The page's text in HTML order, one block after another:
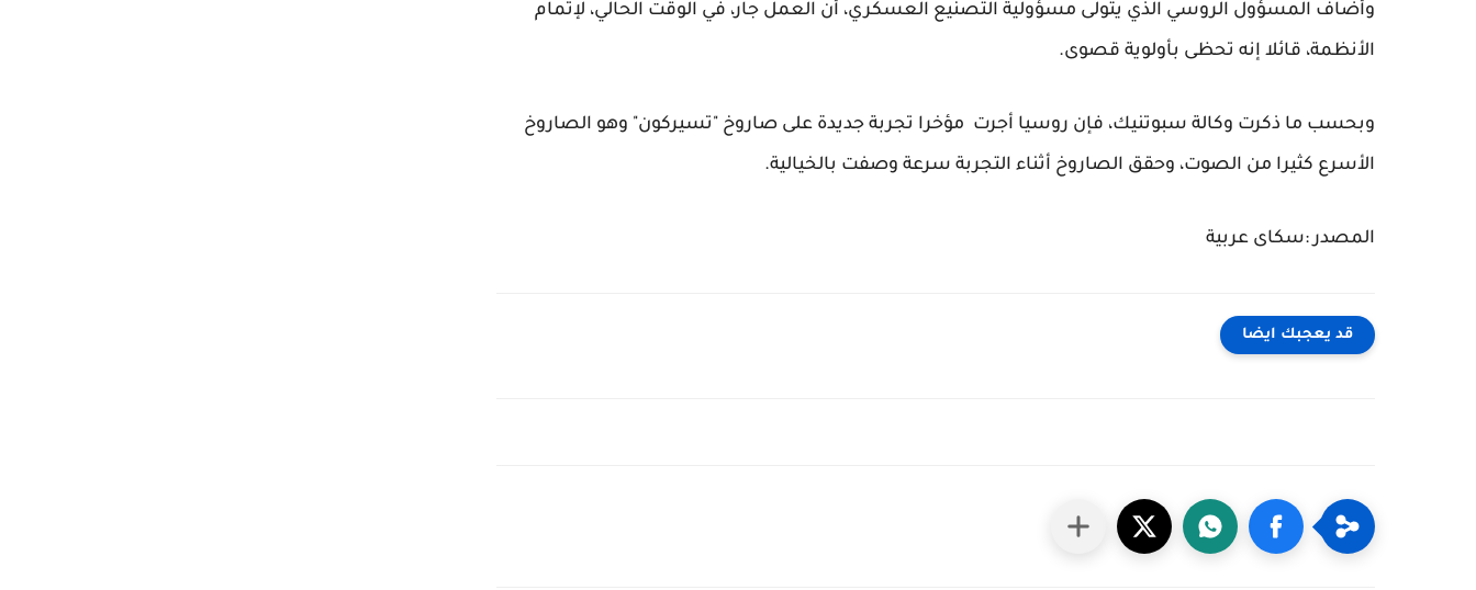
وأضاف المسؤول الروسي الذي يتولى مسؤولية التصنيع العسكري، أن العمل جار، في الوقت الحالي، لإتمام
الأنظمة، قائلا إنه تحظى بأولوية قصوى.
وبحسب ما ذكرت وكالة سبوتنيك، فإن روسيا أجرت مؤخرا تجربة جديدة على صاروخ "تسيركون" وهو الصاروخ
الأسرع كثيرا من الصوت، وحقق الصاروخ أثناء التجربة سرعة وصفت بالخيالية.
المصدر :سكاى عربية
قد يعجبك ايضا